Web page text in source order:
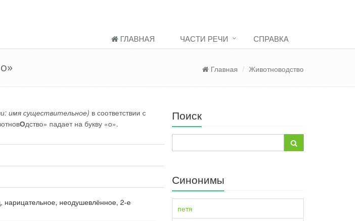
ГЛАВНАЯ ЧАСТИ РЕЧИ СПРАВКА
Главная Животноводство
имя существительное) в соответствии с
Одство» падает на букву «о».
нарицательное, неодушевлённое, 2-е
Поиск
Синонимы
петя